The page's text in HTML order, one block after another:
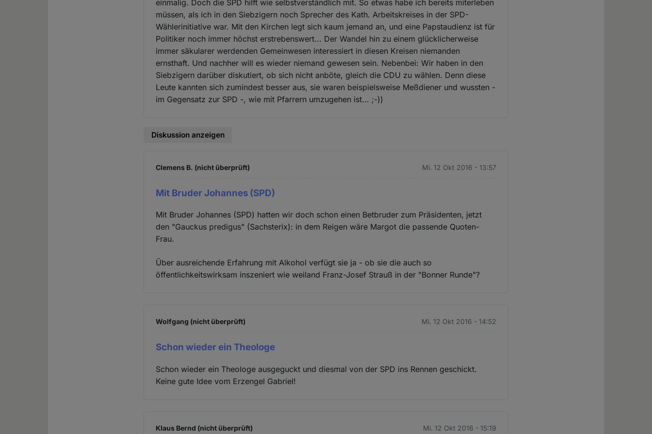
einmalig. Doch die SPD hilft wie selbstverständlich mit. So etwas habe ich bereits miterleben
müssen, als ich in den Siebzigern noch Sprecher des Kath. Arbeitskreises in der SPD-
Wählerinitiative war. Mit den Kirchen legt sich kaum jemand an, und eine Papstaudienz ist für
Politiker noch immer höchst erstrebenswert... Der Wandel hin zu einem glücklicherweise
immer säkularer werdenden Gemeinwesen interessiert in diesen Kreisen niemanden
ernsthaft. Und nachher will es wieder niemand gewesen sein. Nebenbei: Wir haben in den
Siebzigern darüber diskutiert, ob sich nicht anböte, gleich die CDU zu wählen. Denn diese
Leute kannten sich zumindest besser aus, sie waren beispielsweise Meßdiener und wussten -
im Gegensatz zur SPD -, wie mit Pfarrern umzugehen ist... ;-))
Diskussion anzeigen
Clemens B. (nicht überprüft) Mi. 12 Okt 2016 - 13:57
Mit Bruder Johannes (SPD)
Mit Bruder Johannes (SPD) hatten wir doch schon einen Betbruder zum Präsidenten, jetzt
den "Gauckus predigus" (Sachsterix): in dem Reigen wäre Margot die passende Quoten-
Frau.
Über ausreichende Erfahrung mit Alkohol verfügt sie ja - ob sie die auch so
öffentlichkeitswirksam inszeniert wie weiland Franz-Josef Strauß in der "Bonner Runde"?
Wolfgang (nicht überprüft) Mi. 12 Okt 2016 - 14:52
Schon wieder ein Theologe
Schon wieder ein Theologe ausgeguckt und diesmal von der SPD ins Rennen geschickt.
Keine gute Idee vom Erzengel Gabriel!
Klaus Bernd (nicht überprüft) Mi. 12 Okt 2016 - 15:19